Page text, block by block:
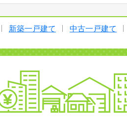
新築一戸建て 中古一戸建て